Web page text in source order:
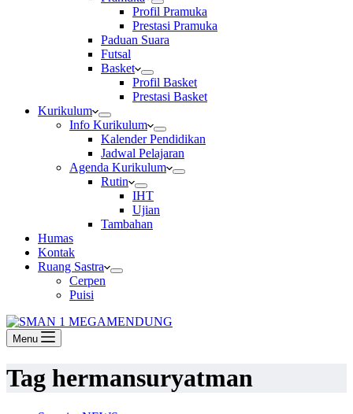
Profil Pramuka
Prestasi Pramuka
Paduan Suara
Futsal
Basket
Profil Basket
Prestasi Basket
Kurikulum
Info Kurikulum
Kalender Pendidikan
Jadwal Pelajaran
Agenda Kurikulum
Rutin
IHT
Ujian
Tambahan
Humas
Kontak
Ruang Sastra
Cerpen
Puisi
Menu
Tag hermansuryatman